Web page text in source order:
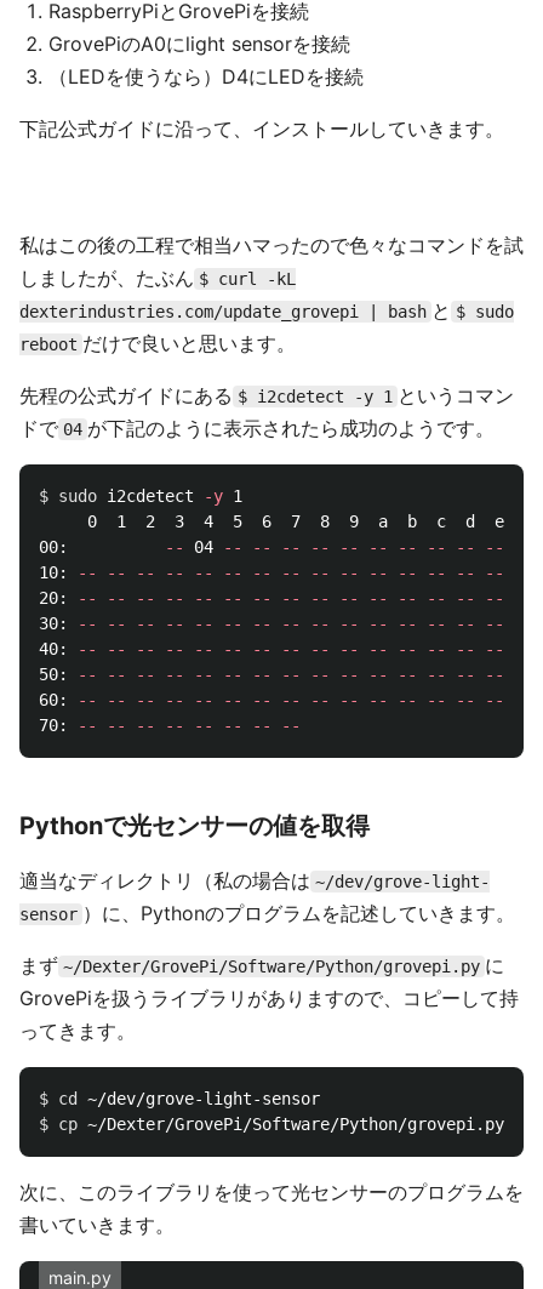
RaspberryPiとGrovePiを接続
GrovePiのA0にlight sensorを接続
（LEDを使うなら）D4にLEDを接続
下記公式ガイドに沿って、インストールしていきます。
私はこの後の工程で相当ハマったので色々なコマンドを試
しましたが、たぶん $ curl -kL
dexterindustries.com/update_grovepi | bash と $ sudo
reboot だけで良いと思います。
先程の公式ガイドにある $ i2cdetect -y 1 というコマン
ドで 04 が下記のように表示されたら成功のようです。
$ sudo i2cdetect -y 1
     0  1  2  3  4  5  6  7  8  9  a  b  c  d  e  f
00:
-- 04 -- -- -- -- -- -- -- -- -- --
10:
-- -- -- -- -- -- -- -- -- -- -- -- -- -- --
20:
-- -- -- -- -- -- -- -- -- -- -- -- -- -- --
30:
-- -- -- -- -- -- -- -- -- -- -- -- -- -- --
40:
-- -- -- -- -- -- -- -- -- -- -- -- -- -- --
50:
-- -- -- -- -- -- -- -- -- -- -- -- -- -- --
60:
-- -- -- -- -- -- -- -- -- -- -- -- -- -- --
70:
-- -- -- -- -- -- -- --
Pythonで光センサーの値を取得
適当なディレクトリ（私の場合は ~/dev/grove-light-
sensor ）に、Pythonのプログラムを記述していきます。
まず ~/Dexter/GrovePi/Software/Python/grovepi.py に
GrovePiを扱うライブラリがありますので、コピーして持
ってきます。
$ cd
$ cp
次に、このライブラリを使って光センサーのプログラムを
書いていきます。
main.py